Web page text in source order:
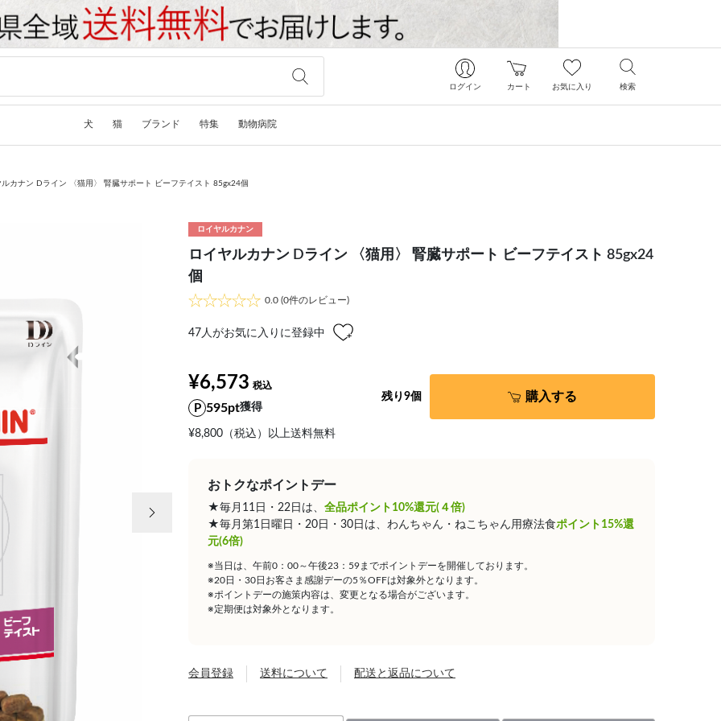
ログイン カート お気に入り 検索
犬 猫 ブランド 特集 動物病院
ルカナン Dライン 〈猫用〉 腎臓サポート ビーフテイスト 85gx24個
ロイヤルカナン
ロイヤルカナン Dライン 〈猫用〉 腎臓サポート ビーフテイスト 85gx24
個
0.0 (0件のレビュー)
47 人がお気に入りに登録中
¥6,573
595pt獲得
¥8,800（税込）以上送料無料
残り9個 購入する
おトクなポイントデー
★毎月11日・22日は、 全品ポイント10%還元(４倍)
★毎月第1日曜日・20日・30日は、わんちゃん・ねこちゃん用療法食ポイント15%還
元(6倍)
※当日は、午前0：00～午後23：59までポイントデーを開催しております。
※20日・30日お客さま感謝デーの5％OFFは対象外となります。
※ポイントデーの施策内容は、変更となる場合がございます。
※定期便は対象外となります。
会員登録 送料について 配送と返品について